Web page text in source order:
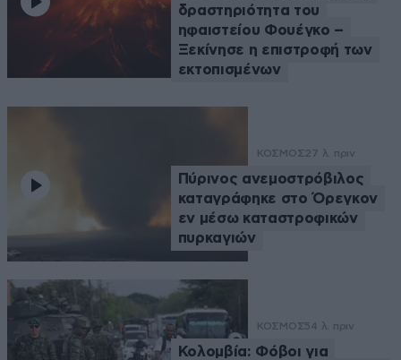
δραστηριότητα του
ηφαιστείου Φουέγκο –
Ξεκίνησε η επιστροφή των
εκτοπισμένων
ΚΟΣΜΟΣ27 λ. πριν
Πύρινος ανεμοστρόβιλος
καταγράφηκε στο Όρεγκον
εν μέσω καταστροφικών
πυρκαγιών
ΚΟΣΜΟΣ54 λ. πριν
Κολομβία: Φόβοι για